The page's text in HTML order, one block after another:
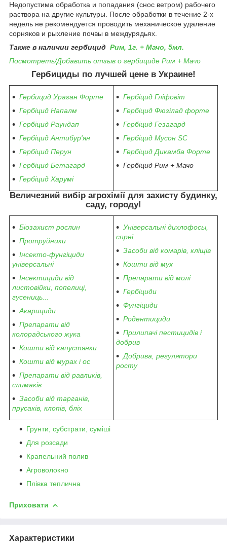
Недопустима обработка и попадания (снос ветром) рабочего
раствора на другие культуры. После обработки в течение 2-х
недель не рекомендуется проводить механическое удаление
сорняков и рыхление почвы в междурядьях.
Также в наличии гербицид Рим, 1г. + Мачо, 5мл.
Посмотреть/Добавить отзыв о гербициде Рим + Мачо
Гербициды по лучшей цене в Украине!
Гербицид Ураган Форте
Гербіцид Напалм
Гербіцид Раундап
Гербіцид Антибур'ян
Гербіцид Перун
Гербіцид Бетагард
Гербіцид Харумі
Гербіцид Гліфовіт
Гербіцид Фюзілад форте
Гербіцид Гезагард
Гербіцид Мусон SC
Гербіцид Дикамба Форте
Гербіцид Рим + Мачо
Величезний вибір агрохімії для захисту будинку,
саду, городу!
Біозахист рослин
Протруйники
Інсекто-фунгіциди
універсальні
Інсектициди від
листовійки, попелиці,
гусениць...
Акарициди
Препарати від
колорадського жука
Кошти від капустянки
Кошти від мурах і ос
Препарати від равликів,
слимаків
Засоби від тарганів,
прусаків, клопів, бліх
Універсальні дихлофосы,
спреї
Засоби від комарів, кліщів
Кошти від мух
Препарати від молі
Гербіциди
Фунгіциди
Родентициди
Прилипачі пестицидів і
добрив
Добрива, регулятори
росту
Грунти, субстрати, суміші
Для розсади
Крапельний полив
Агроволокно
Плівка теплична
Приховати
Характеристики